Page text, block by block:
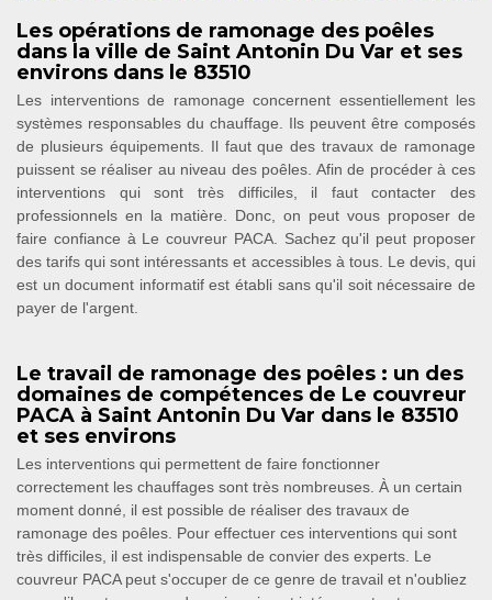
Les opérations de ramonage des poêles
dans la ville de Saint Antonin Du Var et ses
environs dans le 83510
Les interventions de ramonage concernent essentiellement les
systèmes responsables du chauffage. Ils peuvent être composés
de plusieurs équipements. Il faut que des travaux de ramonage
puissent se réaliser au niveau des poêles. Afin de procéder à ces
interventions qui sont très difficiles, il faut contacter des
professionnels en la matière. Donc, on peut vous proposer de
faire confiance à Le couvreur PACA. Sachez qu'il peut proposer
des tarifs qui sont intéressants et accessibles à tous. Le devis, qui
est un document informatif est établi sans qu'il soit nécessaire de
payer de l'argent.
Le travail de ramonage des poêles : un des
domaines de compétences de Le couvreur
PACA à Saint Antonin Du Var dans le 83510
et ses environs
Les interventions qui permettent de faire fonctionner
correctement les chauffages sont très nombreuses. À un certain
moment donné, il est possible de réaliser des travaux de
ramonage des poêles. Pour effectuer ces interventions qui sont
très difficiles, il est indispensable de convier des experts. Le
couvreur PACA peut s'occuper de ce genre de travail et n'oubliez